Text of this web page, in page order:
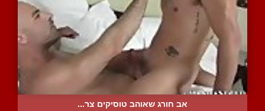
אב חורג שאוהב טוסיקים צר...